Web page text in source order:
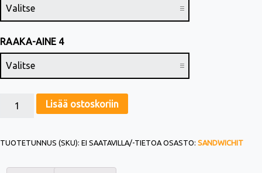
RAAKA-AINE 4
Lisää ostoskoriin
TUOTETUNNUS (SKU): EI SAATAVILLA/-TIETOA OSASTO: SANDWICHIT